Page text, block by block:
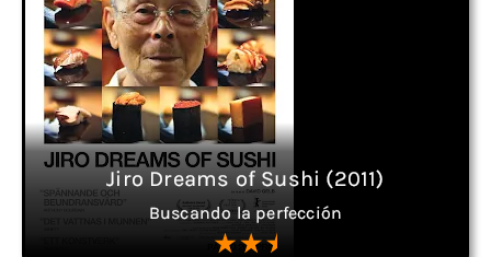
Jiro Dreams of Sushi (2011)
Buscando la perfección